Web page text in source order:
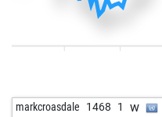
markcroasdale 1468 1 w